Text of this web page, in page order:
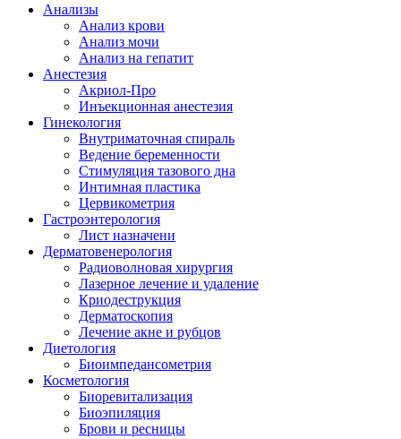
Анализы
Анализ крови
Анализ мочи
Анализ на гепатит
Анестезия
Акриол-Про
Инъекционная анестезия
Гинекология
Внутриматочная спираль
Ведение беременности
Стимуляция тазового дна
Интимная пластика
Цервикометрия
Гастроэнтерология
Лист назначени
Дерматовенерология
Радиоволновая хирургия
Лазерное лечение и удаление
Криодеструкция
Дерматоскопия
Лечение акне и рубцов
Диетология
Биоимпедансометрия
Косметология
Биоревитализация
Биоэпиляция
Брови и ресницы